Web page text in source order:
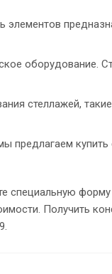
элементов
оборудование.
стеллажей,
предлагаем купить
специальную
Получить